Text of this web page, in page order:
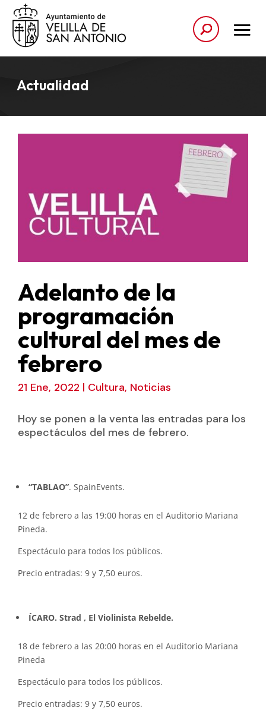
Actualidad
Adelanto de la
programación
cultural del mes de
febrero
21 Ene, 2022 | Cultura, Noticias
Hoy se ponen a la venta las entradas para los
espectáculos del mes de febrero.
“TABLAO”. SpainEvents.
12 de febrero a las 19:00 horas en el Auditorio Mariana
Pineda.
Espectáculo para todos los públicos.
Precio entradas: 9 y 7,50 euros.
ÍCARO. Strad , El Violinista Rebelde.
18 de febrero a las 20:00 horas en el Auditorio Mariana
Pineda
Espectáculo para todos los públicos.
Precio entradas: 9 y 7,50 euros.